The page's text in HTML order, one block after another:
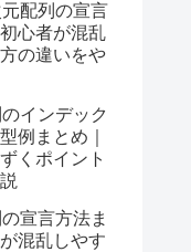
元配列の宣言
心者が混乱
の違いをや
インデック
例まとめ｜
くポイント
宣言方法ま
混乱しやす